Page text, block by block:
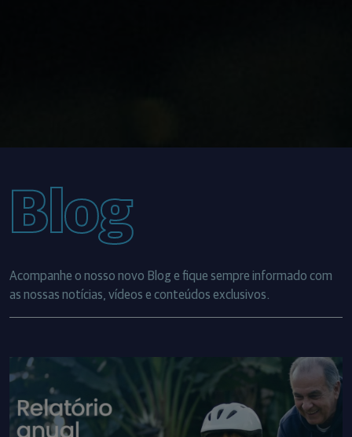
Blog
Acompanhe o nosso novo Blog e fique sempre informado com
as nossas notícias, vídeos e conteúdos exclusivos.